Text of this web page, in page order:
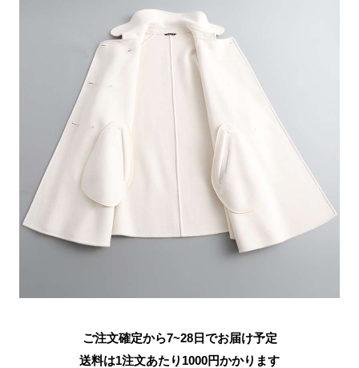
ご注文確定から7~28日でお届け予定
送料は1注文あたり 1000円かかります